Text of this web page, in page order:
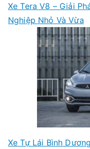
Xe Tera V8 – Giải
Nghiệp Nhỏ Và Vừa
Xe Tự Lái Bình